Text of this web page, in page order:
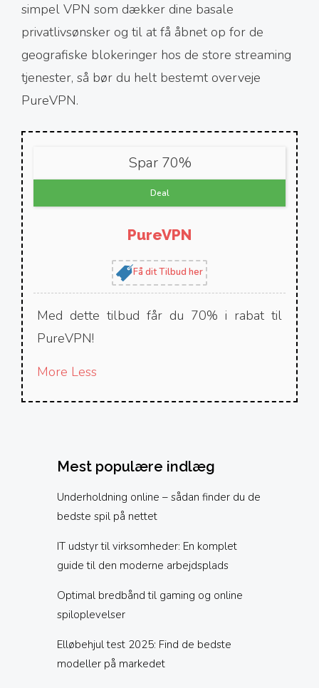
simpel VPN som dækker dine basale
privatlivsønsker og til at få åbnet op for de
geografiske blokeringer hos de store streaming
tjenester, så bør du helt bestemt overveje
PureVPN.
Spar 70%
Deal
PureVPN
Få dit Tilbud her
Med dette tilbud får du 70% i rabat til
PureVPN!
More Less
Mest populære indlæg
Underholdning online – sådan finder du de
bedste spil på nettet
IT udstyr til virksomheder: En komplet
guide til den moderne arbejdsplads
Optimal bredbånd til gaming og online
spiloplevelser
Elløbehjul test 2025: Find de bedste
modeller på markedet